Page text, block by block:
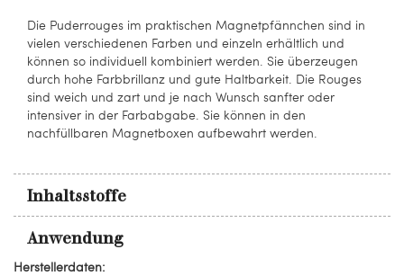
Die Puderrouges im praktischen Magnetpfännchen sind in
vielen verschiedenen Farben und einzeln erhältlich und
können so individuell kombiniert werden. Sie überzeugen
durch hohe Farbbrillanz und gute Haltbarkeit. Die Rouges
sind weich und zart und je nach Wunsch sanfter oder
intensiver in der Farbabgabe. Sie können in den
nachfüllbaren Magnetboxen aufbewahrt werden.
Inhaltsstoffe
Anwendung
Herstellerdaten: